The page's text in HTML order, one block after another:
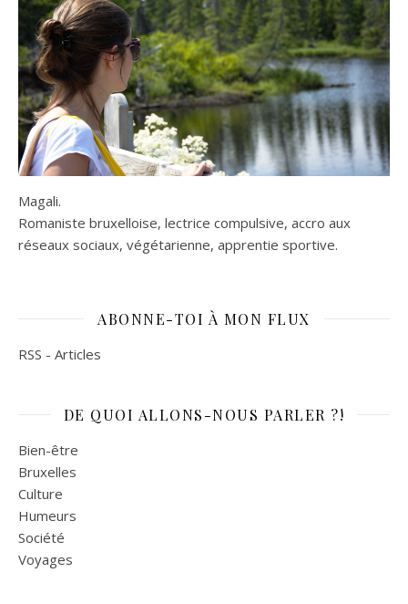
Magali.
Romaniste bruxelloise, lectrice compulsive, accro aux
réseaux sociaux, végétarienne, apprentie sportive.
ABONNE-TOI À MON FLUX
RSS - Articles
DE QUOI ALLONS-NOUS PARLER ?!
Bien-être
Bruxelles
Culture
Humeurs
Société
Voyages